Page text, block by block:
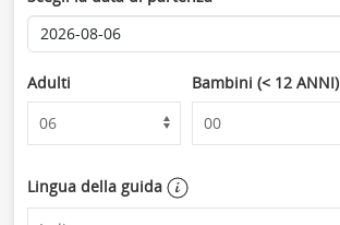
Adulti Bambini (< 12 ANNI)
Lingua della guida